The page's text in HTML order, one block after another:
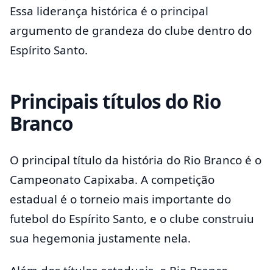
Essa liderança histórica é o principal
argumento de grandeza do clube dentro do
Espírito Santo.
Principais títulos do Rio
Branco
O principal título da história do Rio Branco é o
Campeonato Capixaba. A competição
estadual é o torneio mais importante do
futebol do Espírito Santo, e o clube construiu
sua hegemonia justamente nela.